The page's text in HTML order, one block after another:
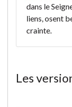
dans le
liens, osent
crainte.
Les